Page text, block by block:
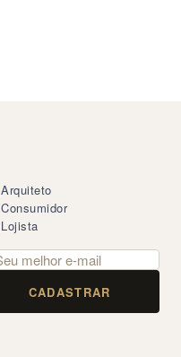
Arquiteto
Consumidor
Lojista
CADASTRAR